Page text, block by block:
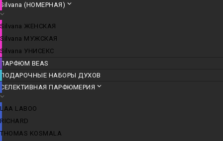
Silvana (НОМЕРНАЯ)
Silvana ЖЕНСКАЯ
Silvana МУЖСКАЯ
Silvana УНИСЕКС
ПАРФЮМ BEAS
ПОДАРОЧНЫЕ НАБОРЫ ДУХОВ
СЕЛЕКТИВНАЯ ПАРФЮМЕРИЯ
LАА LABОО
RICHARD
THOMAS KOSMALA